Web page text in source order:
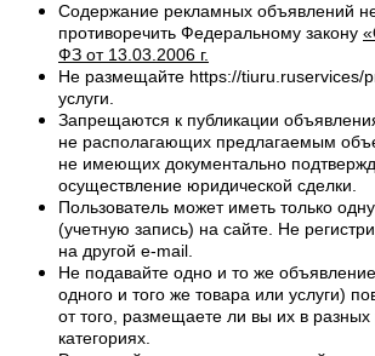
Содержание рекламных объявлений
противоречить Федеральному закону
ФЗ от 13.03.2006 г.
Не размещайте https://tiuru.ruservices/
услуги.
Запрещаются к публикации
не располагающих предлагаемым
не имеющих документально
осуществление юридической сделки.
Пользователь может иметь только
(учетную запись) на сайте. Не
на другой e-mail.
Не подавайте одно и то же
одного и того же товара или услуги)
от того, размещаете ли вы их в разных
категориях.